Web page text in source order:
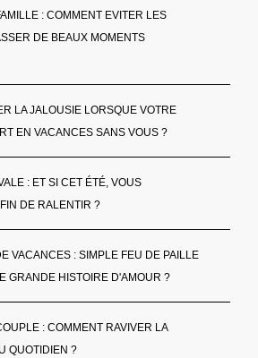
: COMMENT EVITER LES
DE BEAUX MOMENTS
LA JALOUSIE LORSQUE VOTRE
EN VACANCES SANS VOUS ?
: ET SI CET ÉTÉ, VOUS
DE RALENTIR ?
VACANCES : SIMPLE FEU DE PAILLE
GRANDE HISTOIRE D'AMOUR ?
: COMMENT RAVIVER LA
QUOTIDIEN ?